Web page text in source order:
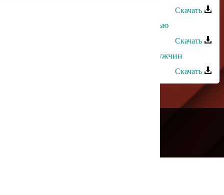
Скачать
Сабина Абдулаева - Днем или ночью
Скачать
Шумайсат Абдулаева - Берегите мужчин
Скачать